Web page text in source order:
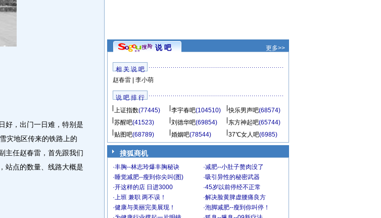
，出门一日难，特别是
灾地区传来的铁路上的
主任赵春雷，首先跟我们
站点的数量、线路大概是
说 吧 更多>>
相 关 说 吧
赵春雷| 李小萌
说 吧 排 行
上证指数(77445) 李宇春吧(104510) 快乐男声吧(68574)
苏醒吧(41523) 刘德华吧(69854) 东方神起吧(65744)
贴图吧(68789) 婚姻吧(78544) 37℃女人吧(6985)
搜狐商机
·丰胸--林志玲爆丰胸秘诀 ·减肥--小肚子赘肉没了
·睡觉减肥--瘦到你尖叫(图) ·吸引异性的秘密武器
·开这样的店 日进3000 ·45岁以前停经不正常
·上班 兼职 两不误！ ·解决脸黄脾虚腰痛良方
·健康与美丽完美展现！ ·泡脚减肥--瘦到你叫停！